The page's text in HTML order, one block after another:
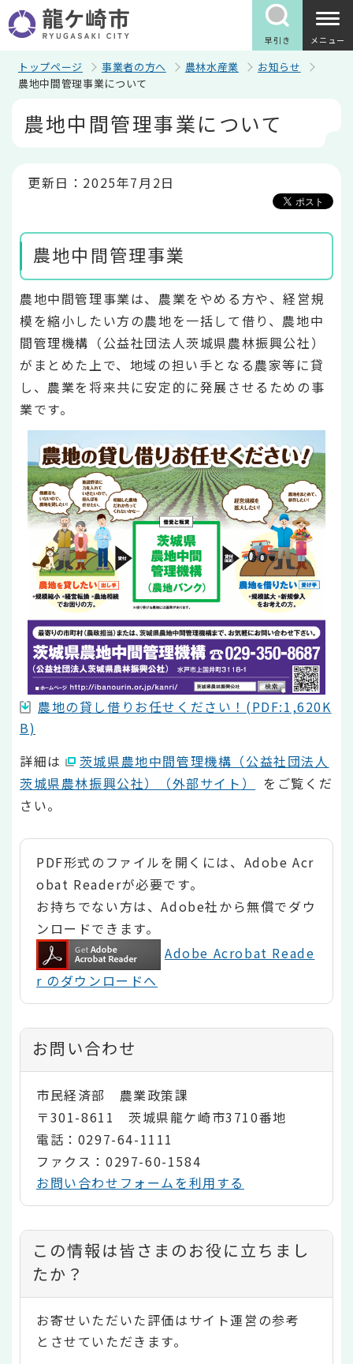
の
ペ
早引き メニュー
トップページ 事業者の方へ 農林水産業
お知らせ
農地中間管理事業について
農地中間管理事業について
更新日：2025年7月2日
農地中間管理事業
農地中間管理事業は、農業をやめる方や、経営規
模を縮小したい方の農地を一括して借り、農地中
間管理機構（公益社団法人茨城県農林振興公社）
がまとめた上で、地域の担い手となる農家等に貸
し、農業を将来共に安定的に発展させるための事
業です。
農地の貸し借りお任せください！(PDF:1,620K
B)
詳細は
茨城県農地中間管理機構（公益社団法人
茨城県農林振興公社）（外部サイト）
をご覧くだ
さい。
PDF形式のファイルを開くには、Adobe Acr
obat Readerが必要です。
お持ちでない方は、Adobe社から無償でダウ
ンロードできます。
Adobe Acrobat Reade
r のダウンロードへ
お問い合わせ
市民経済部 農業政策課
〒301-8611 茨城県龍ケ崎市3710番地
電話：0297-64-1111
ファクス：0297-60-1584
お問い合わせフォームを利用する
コ
ン
テ
ン
この情報は皆さまのお役に立ちまし
たか？
お寄せいただいた評価はサイト運営の参考
とさせていただきます。